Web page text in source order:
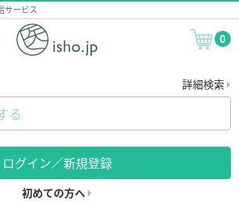
サービス
0
詳細検索
ログイン／新規登録
初めての方へ